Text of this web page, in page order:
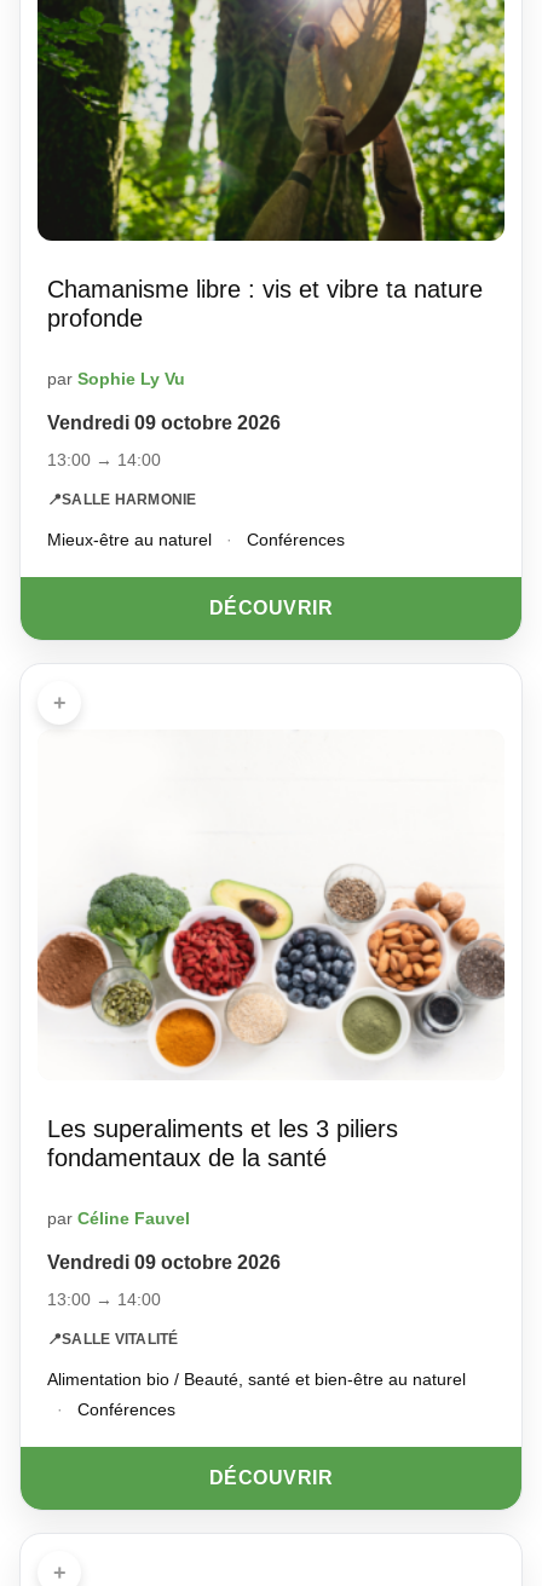
Chamanisme libre : vis et vibre ta nature
profonde
par Sophie Ly Vu
Vendredi 09 octobre 2026
13:00 → 14:00
📍SALLE HARMONIE
Mieux-être au naturel · Conférences
DÉCOUVRIR
+
Les superaliments et les 3 piliers
fondamentaux de la santé
par Céline Fauvel
Vendredi 09 octobre 2026
13:00 → 14:00
📍SALLE VITALITÉ
Alimentation bio / Beauté, santé et bien-être au naturel
·
Conférences
DÉCOUVRIR
+